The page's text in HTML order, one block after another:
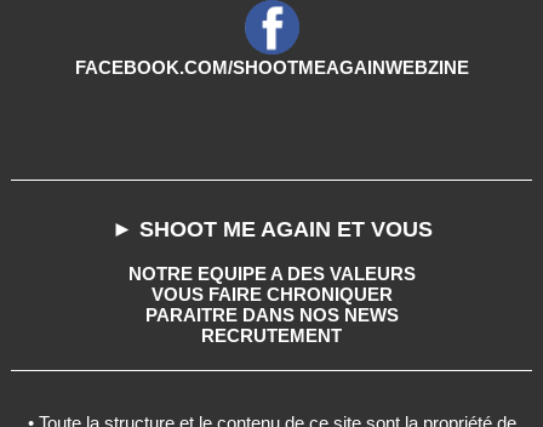
FACEBOOK.COM/SHOOTMEAGAINWEBZINE
► SHOOT ME AGAIN ET VOUS
NOTRE EQUIPE A DES VALEURS
VOUS FAIRE CHRONIQUER
PARAITRE DANS NOS NEWS
RECRUTEMENT